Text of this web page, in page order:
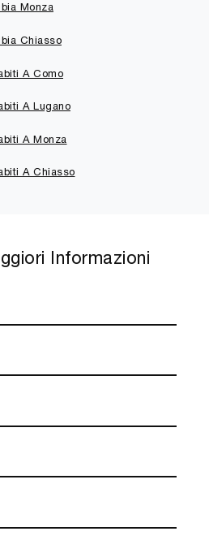
Monza
Chiasso
A Como
A Lugano
A Monza
A Chiasso
Informazioni